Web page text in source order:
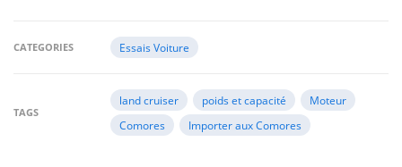
CATEGORIES Essais Voiture
TAGS
land cruiser poids et capacité
Moteur
Comores
Importer aux Comores